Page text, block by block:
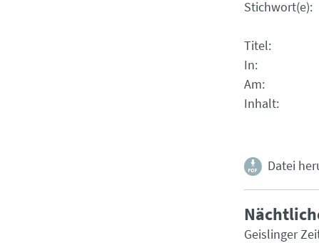
Stichwort(e)
Titel
In
Am
Inhalt
Datei
Geislinger